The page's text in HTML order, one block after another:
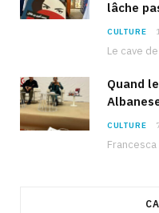
lâche
CULTURE
Quand
CULTURE